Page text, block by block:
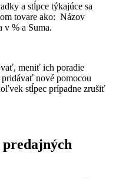
a stĺpce týkajúce sa
tovare ako: Názov
v % a Suma.
meniť ich poradie
nové pomocou
stĺpec prípadne zrušiť
predajných